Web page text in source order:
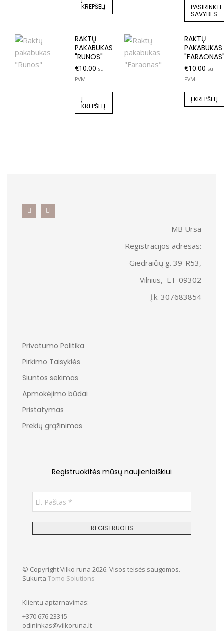
KREPŠELĮ
PASIRINKTI
SAVYBES
RAKTŲ
PAKABUKAS
"RUNOS"
€10.00 su
PVM
Į
KREPŠELĮ
RAKTŲ
PAKABUKAS
€10.00 su
PVM
Į KREPŠELĮ
MB Ursa
Registracijos adresas:
Giedraičių g. 39-R53,
Vilnius, LT-09302
Į.k. 307683854
Privatumo Politika
Pirkimo Taisyklės
Siuntos sekimas
Apmokėjimo būdai
Pristatymas
Prekių grąžinimas
Registruokitės mūsų naujienlaiškiui
© Copyright Vilko runa 2026. Visos teisės saugomos.
Sukurta Tomo Solutions
Klientų aptarnavimas:
+370 676 23315
odininkas@vilkoruna.lt